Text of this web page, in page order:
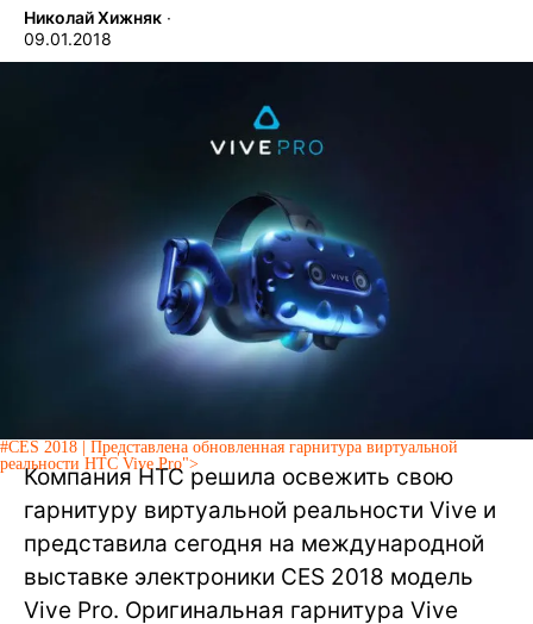
Николай Хижняк ∙
09.01.2018
#CES 2018 | Представлена обновленная гарнитура виртуальной
реальности HTC Vive Pro">
Компания HTC решила освежить свою
гарнитуру виртуальной реальности Vive и
представила сегодня на международной
выставке электроники CES 2018 модель
Vive Pro. Оригинальная гарнитура Vive